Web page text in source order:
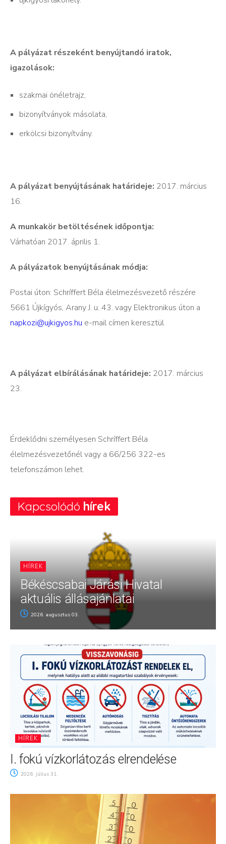
A pályázat részeként benyújtandó iratok,
igazolások:
szakmai önéletrajz,
bizonyítványok másolata,
erkölcsi bizonyítvány.
A pályázat benyújtásának határideje: 2017. március
16.
A munkakör betöltésének időpontja:
Várhatóan 2017. április 1.
A pályázatok benyújtásának módja:
Postai úton: Schríffert Béla élelmezésvezető részére
5661 Újkígyós, Arany J. u. 43. vagy Elektronikus úton a
napkozi@ujkigyos.hu e-mail címen keresztül
A pályázat elbírálásának határideje: 2017. március
23.
Érdeklődni személyesen Schríffert Béla
élelmezésvezetőnél vagy a 66/256 322-es
telefonszámon lehet.
Kapcsolódó hírek
HÍREK
Békéscsabai Járási Hivatal
aktuális állásajánlatai
2026. augusztus 03.
HÍREK
I. fokú vízkorlátozás elrendelése
2026. július 31.